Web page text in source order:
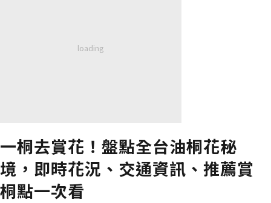
一桐去賞花！盤點全台油桐花秘
境，即時花況、交通資訊、推薦賞
桐點一次看